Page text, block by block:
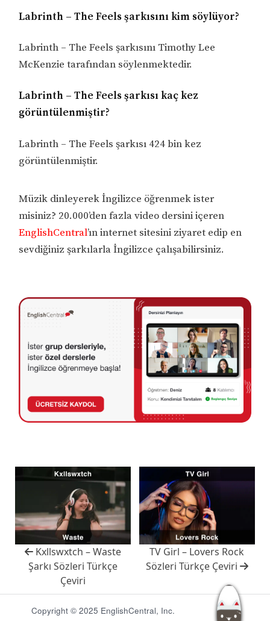
Labrinth – The Feels şarkısını kim söylüyor?
Labrinth – The Feels şarkısını Timothy Lee
McKenzie tarafından söylenmektedir.
Labrinth – The Feels şarkısı kaç kez
görüntülenmiştir?
Labrinth – The Feels şarkısı 424 bin kez
görüntülenmiştir.
Müzik dinleyerek İngilizce öğrenmek ister
misiniz? 20.000’den fazla video dersini içeren
EnglishCentral’ın internet sitesini ziyaret edip en
sevdiğiniz şarkılarla İngilizce çalışabilirsiniz.
Kxllswxtch – Waste
Şarkı Sözleri Türkçe
Çeviri
TV Girl – Lovers Rock
Sözleri Türkçe Çeviri
Copyright © 2025 EnglishCentral, Inc.